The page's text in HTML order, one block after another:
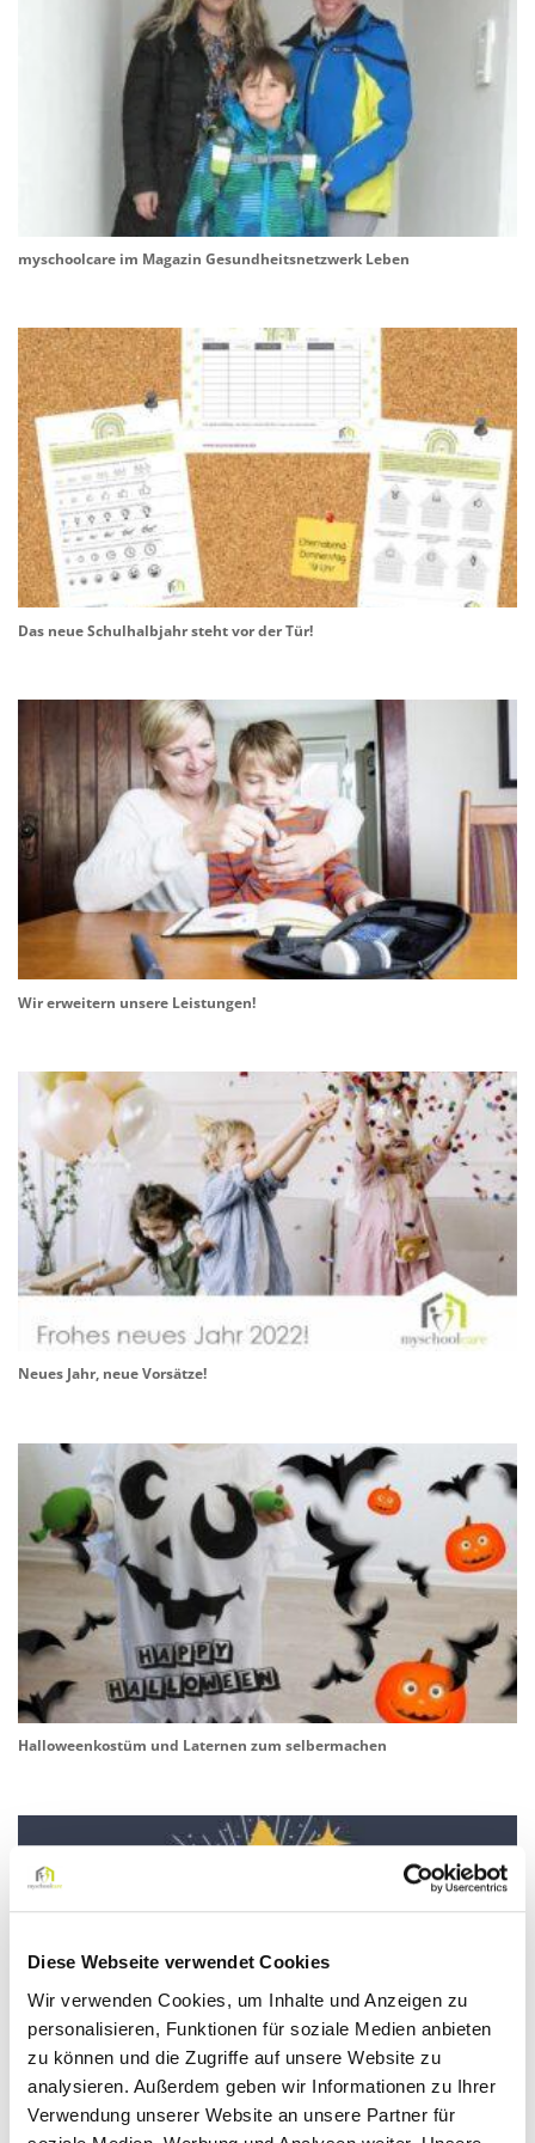
Diese Webseite verwendet Cookies
Wir verwenden Cookies, um Inhalte und Anzeigen zu
personalisieren, Funktionen für soziale Medien anbieten
zu können und die Zugriffe auf unsere Website zu
analysieren. Außerdem geben wir Informationen zu Ihrer
Verwendung unserer Website an unsere Partner für
myschoolcare im Magazin Gesundheitsnetzwerk Leben
Das neue Schulhalbjahr steht vor der Tür!
Wir erweitern unsere Leistungen!
Neues Jahr, neue Vorsätze!
Halloweenkostüm und Laternen zum selbermachen
Wir begleiten Sie in der Vorweihnachtszeit – der myschoolcare
Adventskalender